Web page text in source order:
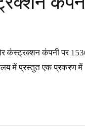
कंस्ट्रक्शन कंपनी पर
में प्रस्तुत एक प्रकरण में